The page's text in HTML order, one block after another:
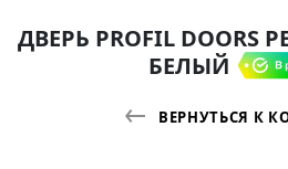
ДВЕРЬ PROFIL DOORS
БЕЛЫЙ
ВЕРНУТЬСЯ К